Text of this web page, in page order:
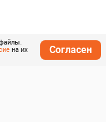
на их
Согласен